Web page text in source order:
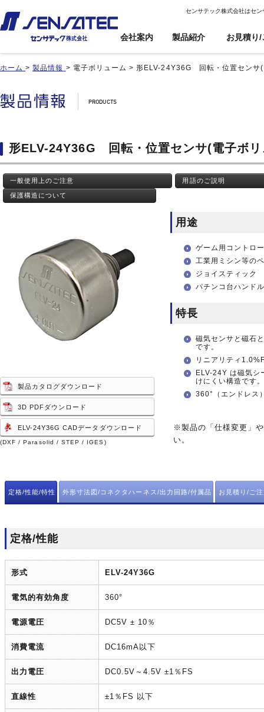
センサテック株式会社はセ
会社案内 製品紹介 お見積り/
品番インデックス
用途事例
近接センサ
差動容量型近接センサ
磁気センサ
サ
ジャイロセンサ
光電センサ
赤外線温度センサ
文
利用規約
近接センサ
差動容量型近接センサ
磁気センサ
サ
ジャイロセンサ
光電センサ
赤外線温度センサ
ップ
基板実装のご紹介
ホーム >製品情報 > 電子ボリューム >形ELV-24Y36G 回転・位置センサ(
形ELV-24Y36G 回転・位置センサ(電子ボリ
一般使用上のご注意 用語のご説明
保護構造について
製品カタログダウンロード
3D PDFダウンロード
ELV-24Y36G CADデータダウンロード
(DXF / Parasolid / STEP / IGES)
用途
ゲーム用コントロ
工業用ミシン等の
ジョイスティック
パチンコ台ハンド
特長
磁気センサと磁石
です。
リニアリティ
ELV-24Y は磁気シ
けにくい構造です
360°（エンドレス
※製品の「仕様変更」
い。
定格/性能/特性 外形寸法図/コネクタハーネス/出力回路/付属品 お見積り/ご
定格/性能
形式 ELV-24Y36G
電気的有効角度 360°
電源電圧 DC5V ± 10％
消費電流 DC16mA以下
出力電圧 DC0.5V～4.5V ±1％FS
直線性 ±1％FS 以下